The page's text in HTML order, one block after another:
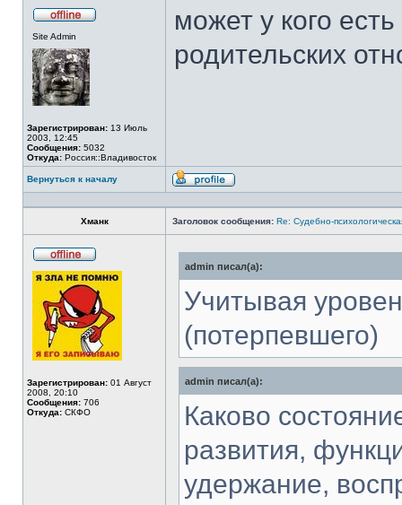
Site Admin
Зарегистрирован: 13 Июль
2003, 12:45
Сообщения: 5032
Откуда: Россия::Владивосток
может у кого
родительских
Вернуться к началу
Профиль
Хманк Заголовок сообщения: Re: Судебно-
в
сети
Зарегистрирован: 01 Август
2008, 20:10
Сообщения: 706
Откуда: СКФО
admin писал(а):
Учитывая
(потерпевшего)
admin писал(а):
Каково
развития,
удержание,